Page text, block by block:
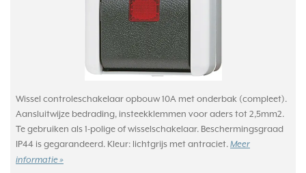
Wissel controleschakelaar opbouw 10A met onderbak (compleet).
Aansluitwijze bedrading, insteekklemmen voor aders tot 2,5mm2.
Te gebruiken als 1-polige of wisselschakelaar. Beschermingsgraad
IP44 is gegarandeerd. Kleur: lichtgrijs met antraciet. Meer
informatie »